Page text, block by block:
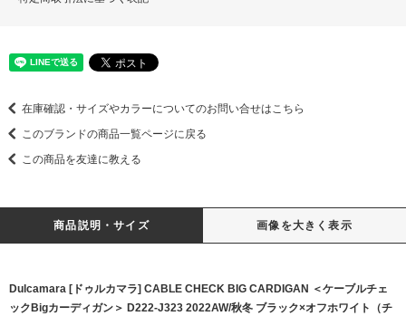
在庫確認・サイズやカラーについてのお問い合せはこちら
このブランドの商品一覧ページに戻る
この商品を友達に教える
商品説明・サイズ 画像を大きく表示
Dulcamara [ドゥルカマラ] CABLE CHECK BIG CARDIGAN ＜ケーブルチェ
ックBigカーディガン＞ D222-J323 2022AW/秋冬 ブラック×オフホワイト（チ